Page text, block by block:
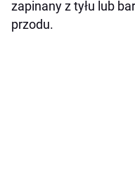
zapinany z tyłu lub
przodu.